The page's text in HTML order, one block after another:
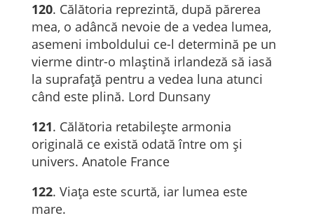
120. Călătoria reprezintă, după părerea
mea, o adâncă nevoie de a vedea lumea,
asemeni imboldului ce-l determină pe un
vierme dintr-o mlaștină irlandeză să iasă
la suprafață pentru a vedea luna atunci
când este plină. Lord Dunsany
121. Călătoria retabilește armonia
originală ce există odată între om și
univers. Anatole France
122. Viața este scurtă, iar lumea este
mare.